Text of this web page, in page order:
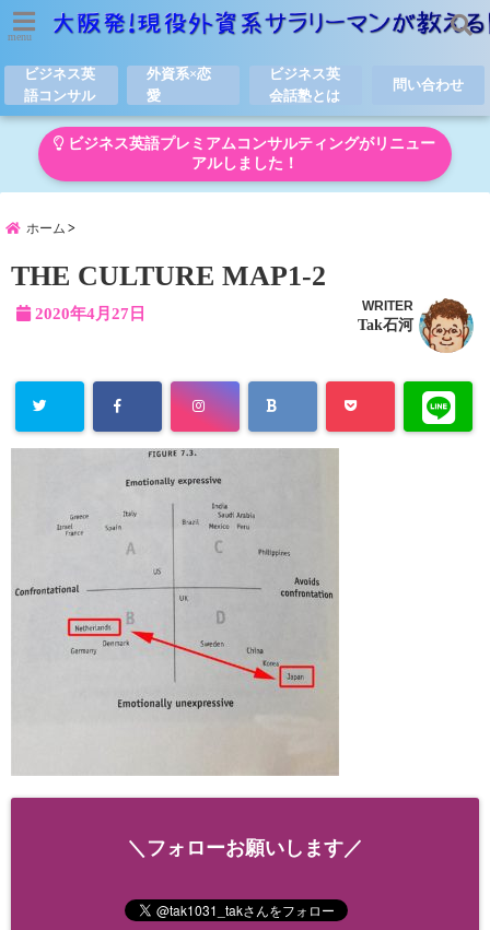
menu
ビジネス英
語コンサル
外資系×恋
愛
ビジネス英
会話塾とは
問い合わせ
ビジネス英語プレミアムコンサルティングがリニュー
アルしました！
ホーム
THE CULTURE MAP1-2
2020年4月27日 WRITER
Tak石河
＼フォローお願いします／